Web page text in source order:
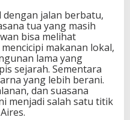
dengan jalan berbatu,
tua yang masih
bisa melihat
makanan lokal,
lama yang
sejarah. Sementara
yang lebih berani.
dan suasana
menjadi salah satu titik